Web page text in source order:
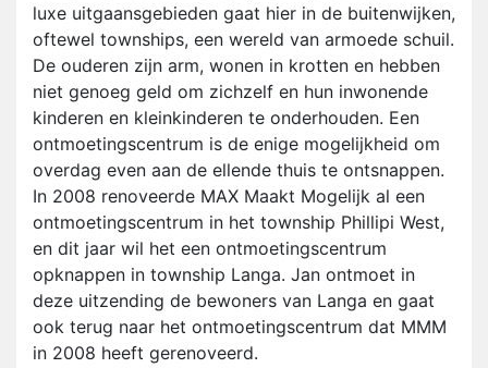
luxe uitgaansgebieden gaat hier in de buitenwijken,
oftewel townships, een wereld van armoede schuil.
De ouderen zijn arm, wonen in krotten en hebben
niet genoeg geld om zichzelf en hun inwonende
kinderen en kleinkinderen te onderhouden. Een
ontmoetingscentrum is de enige mogelijkheid om
overdag even aan de ellende thuis te ontsnappen.
In 2008 renoveerde MAX Maakt Mogelijk al een
ontmoetingscentrum in het township Phillipi West,
en dit jaar wil het een ontmoetingscentrum
opknappen in township Langa. Jan ontmoet in
deze uitzending de bewoners van Langa en gaat
ook terug naar het ontmoetingscentrum dat MMM
in 2008 heeft gerenoveerd.